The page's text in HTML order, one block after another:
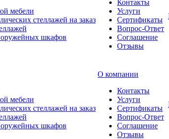
мебели
стеллажей на заказ
оружейных шкафов
Контакты
Услуги
Сертификаты
Вопрос-Ответ
Соглашение
Отзывы
мебели
стеллажей на заказ
оружейных шкафов
О компании
Контакты
Услуги
Сертификаты
Вопрос-Ответ
Соглашение
Отзывы